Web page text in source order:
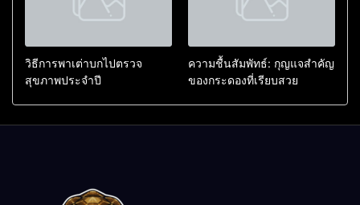
วิธีการพาเต่าบกไปตรวจ
สุขภาพประจำปี
ความชื้นสัมพัทธ์: กุญแจสำคัญ
ของกระดองที่เรียบสวย